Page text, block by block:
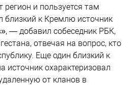
регион и пользуется там
близкий к Кремлю источник
— добавил собеседник РБК,
отвечая на вопрос, кто
Еще один близкий к
источник охарактеризовал
от кланов в